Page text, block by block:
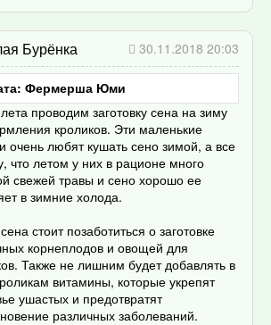
Бурёнка 30.11.2018 20:03
Фермерша Юми
проводим заготовку сена на зиму
кроликов. Эти маленькие
очень любят кушать сено зимой, а все
что летом у них в рационе много
свежей травы и сено хорошо ее
в зимние холода.
стоит позаботиться о заготовке
корнеплодов и овощей для
Также не лишним будет добавлять в
витамины, которые укрепят
ушастых и предотвратят
различных заболеваний.